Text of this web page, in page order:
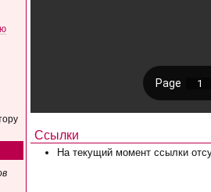
Ссылки
На текущий момент ссылки